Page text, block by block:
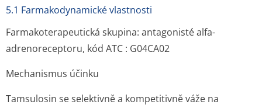
5.1 Farmakodynamické vlastnosti
Farmakoterapeutická skupina: antagonisté alfa-
adrenoreceptoru, kód ATC : G04CA02
Mechanismus účinku
Tamsulosin se selektivně a kompetitivně váže na